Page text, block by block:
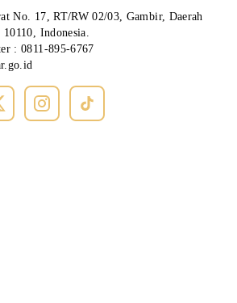
No. 17, RT/RW 02/03, Gambir, Daerah
Indonesia.
:0811-895-6767